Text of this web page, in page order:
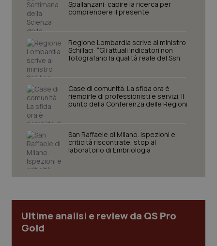
Spallanzani: capire la ricerca per
comprendere il presente
Regione Lombardia scrive al ministro
Schillaci: “Gli attuali indicatori non
fotografano la qualità reale del Ssn”
Case di comunità. La sfida ora è
riempirle di professionisti e servizi. Il
punto della Conferenza delle Regioni
San Raffaele di Milano. Ispezioni e
criticità riscontrate, stop al
laboratorio di Embriologia
Ultime analisi e review da QS Pro
Gold
sito web abilitandone funzionalità di base quali la
navigazione sulle pagine e l'accesso alle aree
protette del sito. Il sito web non è in grado di
funzionare correttamente senza questi cookie.
Nome
Fornitore /Dominio
VISITOR_PRIVACY_METADATA
YouTube
.youtube.com
CookieScriptConsent
CookieScript
www.quotidianosanita.it